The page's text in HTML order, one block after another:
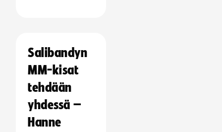
Salibandyn
MM-kisat
tehdään
yhdessä –
Hanne